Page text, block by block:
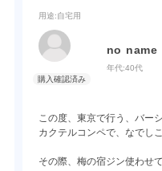
用途:自宅用
no name
年代:40代
この度、東京で行う、バー
カクテルコンペで、なでし
その際、梅の宿ジン使わせ